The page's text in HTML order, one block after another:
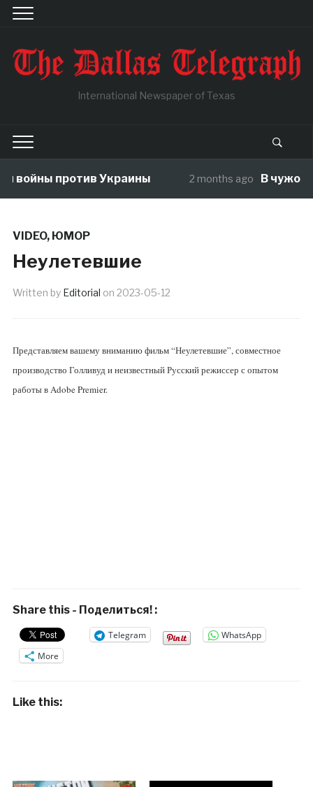
International Newspaper of Texas
против Украины 2 months ago В чужой
VIDEO, ЮМОР
Неулетевшие
Written by Editorial on 2023-05-12
Представляем вашему вниманию фильм “Неулетевшие”, совместное
производство Голливуд и неизвестный Русский режиссер с опытом
работы в Adobe Premier.
Share this - Поделиться! :
Telegram
WhatsApp
More
Like this: